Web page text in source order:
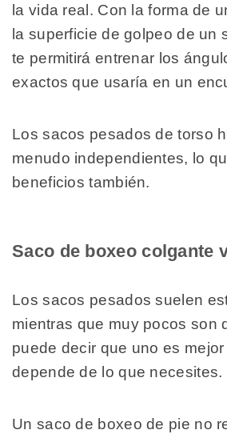
la vida real. Con la forma de
la superficie de golpeo de un
te permitirá entrenar los
exactos que usaría en un
Los sacos pesados de torso
menudo independientes, lo
beneficios también.
Saco de boxeo colgante
Los sacos pesados suelen
mientras que muy pocos son
puede decir que uno es
depende de lo que necesites.
Un saco de boxeo de pie no